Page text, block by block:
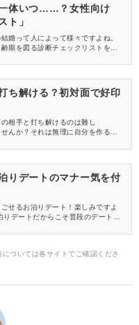
体いつ……？女性向け
ト」
婚って人によって様々ですよね。
期を図る診断チェックリストを作
という方は実はまだ結婚するべき
ち解ける？初対面で好印
相手と打ち解けるのは難し
んか？それは無理に自分を作るか
に打ち解けられるようになってい
りデートのマナー気を付
せるお泊りデート！楽しみですよ
デートだからこそ普段のデートと
考にしてみて下さいね。
ついては各サイトでご確認くださ